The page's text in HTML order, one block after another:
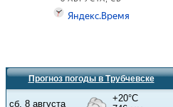
Прогноз погоды в Трубчевске